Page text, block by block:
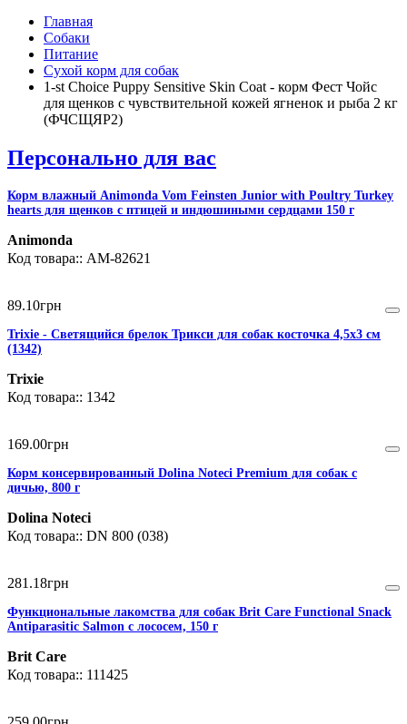
Главная
Собаки
Питание
Сухой корм для собак
1-st Choice Puppy Sensitive Skin Coat - корм Фест Чойс
для щенков с чувствительной кожей ягненок и рыба 2 кг
(ФЧСЩЯР2)
Персонально для вас
Корм влажный Animonda Vom Feinsten Junior with Poultry Turkey
hearts для щенков с птицей и индюшиными сердцами 150 г
Animonda
AM-82621
89.10грн
Trixie - Cветящийся брелок Трикси для собак косточка 4,5х3 см
(1342)
Trixie
1342
169.00грн
Корм консервированный Dolina Noteci Premium для собак с
дичью, 800 г
Dolina Noteci
DN 800 (038)
281 .18грн
Функциональные лакомства для собак Brit Care Functional Snack
Antiparasitic Salmon с лососем, 150 г
Brit Care
111425